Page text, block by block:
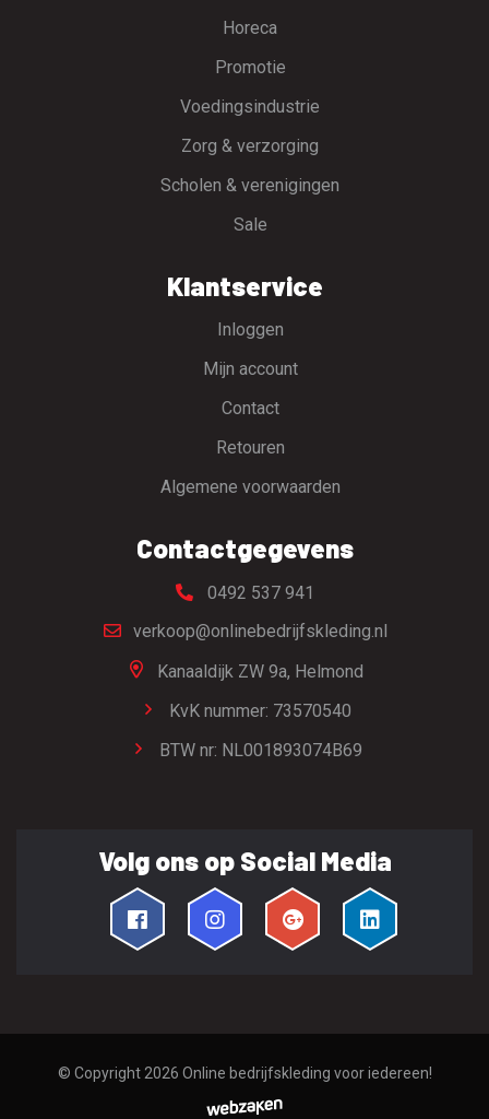
Horeca
Promotie
Voedingsindustrie
Zorg & verzorging
Scholen & verenigingen
Sale
Klantservice
Inloggen
Mijn account
Contact
Retouren
Algemene voorwaarden
Contactgegevens
0492 537 941
verkoop@onlinebedrijfskleding.nl
Kanaaldijk ZW 9a, Helmond
KvK nummer: 73570540
BTW nr: NL001893074B69
Volg ons op Social Media
© Copyright 2026 Online bedrijfskleding voor iedereen!